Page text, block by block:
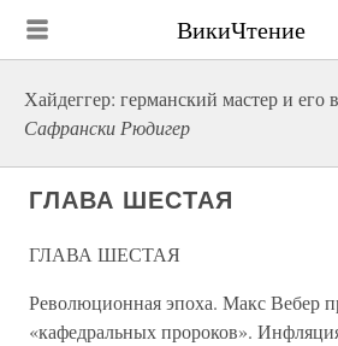
ВикиЧтение
Хайдеггер: германский мастер и его
Сафрански Рюдигер
ГЛАВА ШЕСТАЯ
ГЛАВА ШЕСТАЯ
Революционная эпоха. Макс Вебер
«кафедральных пророков».